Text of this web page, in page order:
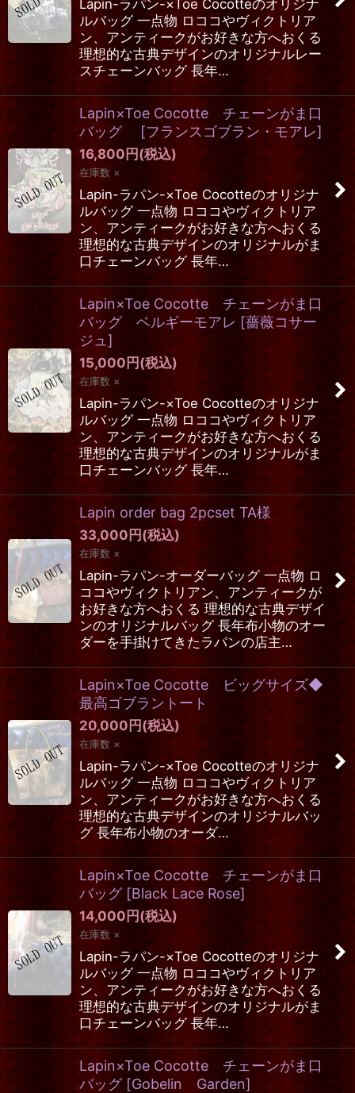
絞り込む
Lapin-ラパン-×Toe Cocotteのオリジナ
ルバッグ 一点物 ロココやヴィクトリア
ン、アンティークがお好きな方へおくる
理想的な古典デザインのオリジナルレー
スチェーンバッグ 長年…
Lapin×Toe Cocotte チェーンがま口
バッグ
[フランスゴブラン・モアレ]
16,800円(税込)
在庫数 ×
Lapin-ラパン-×Toe Cocotteのオリジナ
ルバッグ 一点物 ロココやヴィクトリア
ン、アンティークがお好きな方へおくる
理想的な古典デザインのオリジナルがま
口チェーンバッグ 長年…
Lapin×Toe Cocotte チェーンがま口
バッグ ベルギーモアレ [薔薇コサー
ジュ ]
15,000円(税込)
在庫数 ×
Lapin-ラパン-×Toe Cocotteのオリジナ
ルバッグ 一点物 ロココやヴィクトリア
ン、アンティークがお好きな方へおくる
理想的な古典デザインのオリジナルがま
口チェーンバッグ 長年…
Lapin order bag 2pcset TA様
33,000円(税込)
在庫数 ×
Lapin-ラパン-オーダーバッグ 一点物 ロ
ココやヴィクトリアン、アンティークが
お好きな方へおくる 理想的な古典デザイ
ンのオリジナルバッグ 長年布小物のオー
ダーを手掛けてきたラパンの店主…
Lapin×Toe Cocotte ビッグサイズ◆
最高ゴブラントート
20,000円(税込)
在庫数 ×
Lapin-ラパン-×Toe Cocotteのオリジナ
ルバッグ 一点物 ロココやヴィクトリア
ン、アンティークがお好きな方へおくる
理想的な古典デザインのオリジナルバッ
グ 長年布小物のオーダ…
Lapin×Toe Cocotte チェーンがま口
バッグ [Black Lace Rose]
14,000円(税込)
在庫数 ×
Lapin-ラパン-×Toe Cocotteのオリジナ
ルバッグ 一点物 ロココやヴィクトリア
ン、アンティークがお好きな方へおくる
理想的な古典デザインのオリジナルがま
口チェーンバッグ 長年…
Lapin×Toe Cocotte チェーンがま口
バッグ [Gobelin Garden]